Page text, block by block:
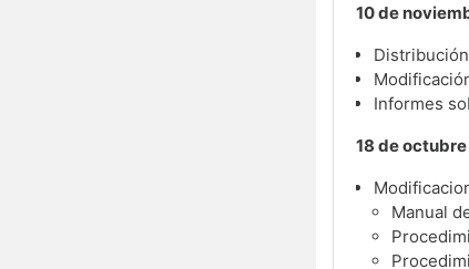
10 de
Informes
18 de octubre
Manual